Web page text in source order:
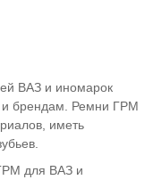
ВАЗ и иномарок
и брендам. Ремни ГРМ
иметь
для ВАЗ и